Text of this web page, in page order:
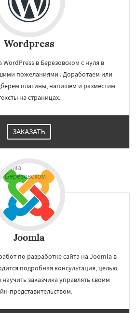
Wordpress
WordPress в Берёзовском с нуля в
пожеланиями . Доработаем или
плагины, напишем и разместим
на страницах.
ЗАКАЗАТЬ
Joomla
по разработке сайта на Joomla в
подробная консультация, целью
научить заказчика управлять своим
представительством.